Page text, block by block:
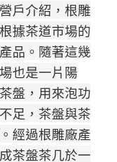
戶介紹，根雕
據茶道市場的
品。 隨著這幾
也是一片陽
盤，用來泡功
足，茶盤與茶
經過根雕廠產
茶盤茶几於一